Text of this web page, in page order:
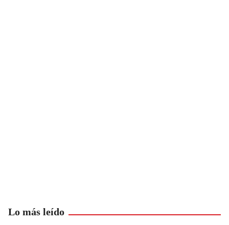
Lo más leído